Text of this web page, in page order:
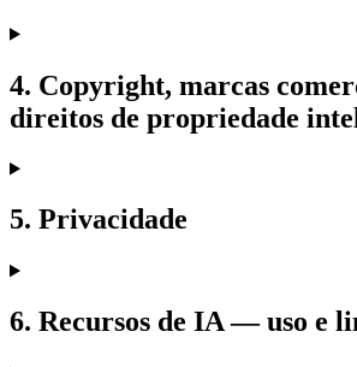
4. Copyright, marcas
direitos de propriedade
5. Privacidade
6. Recursos de IA — uso e